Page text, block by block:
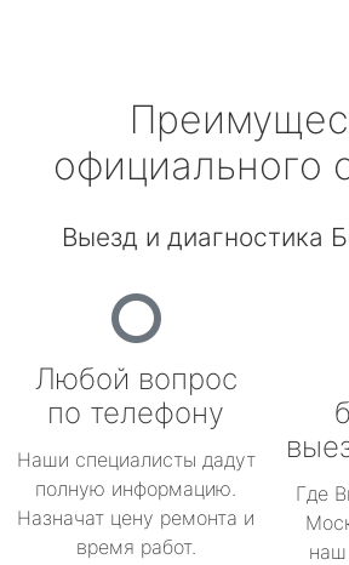
официального
Выезд и диагностика
Любой вопрос
по телефону
Наши специалисты дадут
полную информацию.
Назначат цену ремонта и
время работ.
Где